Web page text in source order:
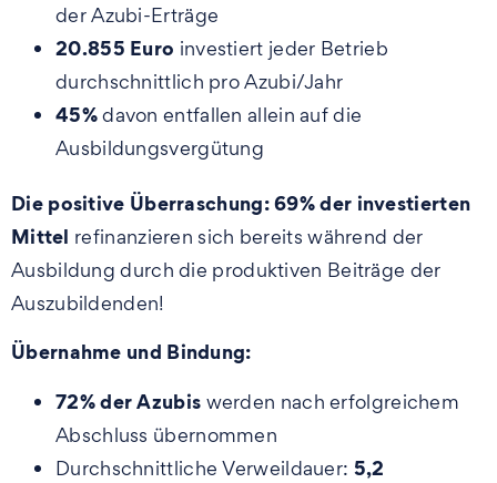
der Azubi-Erträge
20.855 Euro investiert jeder Betrieb
durchschnittlich pro Azubi/Jahr
45%davon entfallen allein auf die
Ausbildungsvergütung
Die positive Überraschung:69% der investierten
Mittel refinanzieren sich bereits während der
Ausbildung durch die produktiven Beiträge der
Auszubildenden!
Übernahme und Bindung:
72% der Azubis werden nach erfolgreichem
Abschluss übernommen
Durchschnittliche Verweildauer: 5,2